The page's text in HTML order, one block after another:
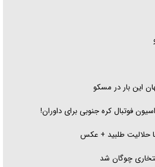
این بار در مسکو
فوتبال کره جنوبی برای داوران!
حلالیت طلبید + عکس
چوگان شد